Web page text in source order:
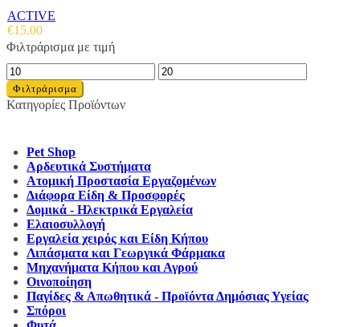
ACTIVE
€15.00
Φιλτράρισμα με τιμή
Ελάχιστη
τιμή
Μέγιστη
τιμή
Φιλτράρισμα
Κατηγορίες Προϊόντων
Pet Shop
Αρδευτικά Συστήματα
Ατομική Προστασία Εργαζομένων
Διάφορα Είδη & Προσφορές
Δομικά - Ηλεκτρικά Εργαλεία
Ελαιοσυλλογή
Εργαλεία χειρός και Είδη Κήπου
Λιπάσματα και Γεωργικά Φάρμακα
Μηχανήματα Κήπου και Αγρού
Οινοποίηση
Παγίδες & Απωθητικά - Προϊόντα Δημόσιας Υγείας
Σπόροι